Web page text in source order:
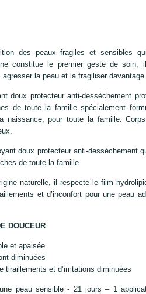
des peaux fragiles et sensibles
constitue le premier geste de soin,
la peau et la fragiliser
doux protecteur anti-dessèchement
de toute la famille spécialement
pour toute la famille.
doux protecteur anti-dessèchement
de toute la famille.
naturelle, il respecte le film
et d’inconfort pour une peau
DOUCEUR
et apaisée
diminuées
tiraillements et d’irritations diminuées
peau sensible - 21 jours – 1